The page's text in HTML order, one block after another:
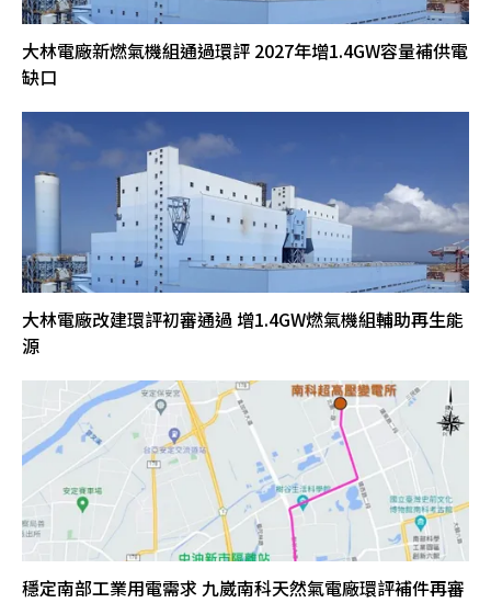
大林電廠新燃氣機組通過環評 2027年增1.4GW容量補供電
缺口
大林電廠改建環評初審通過 增1.4GW燃氣機組輔助再生能
源
穩定南部工業用電需求 九崴南科天然氣電廠環評補件再審